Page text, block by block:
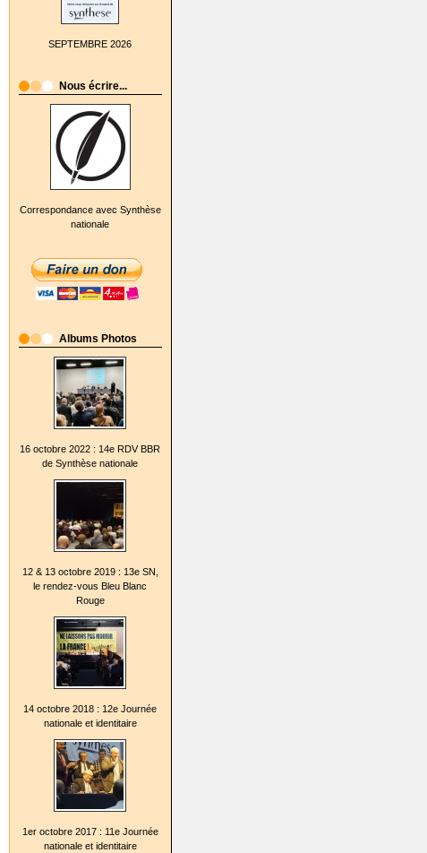
SEPTEMBRE 2026
Nous écrire...
Correspondance avec Synthèse
nationale
Albums Photos
16 octobre 2022 : 14e RDV BBR
de Synthèse nationale
12 & 13 octobre 2019 : 13e SN,
le rendez-vous Bleu Blanc
Rouge
14 octobre 2018 : 12e Journée
nationale et identitaire
1er octobre 2017 : 11e Journée
nationale et identitaire